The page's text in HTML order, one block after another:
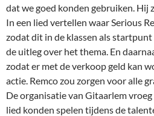
dat we goed konden gebruiken. Hij
In een lied vertellen waar Serious
zodat dit in de klassen als
de uitleg over het thema. En
zodat er met de verkoop geld kan
actie. Remco zou zorgen voor alle
De organisatie van Gitaarlem
lied konden spelen tijdens de